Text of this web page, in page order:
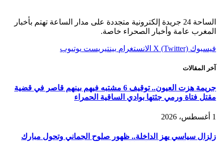
الساحة 24 جريدة إلكترونية متجددة على مدار الساعة تهتم بأخبار
المغرب عامة وأخبار الصحراء خاصة.
فيسبوك X (Twitter) الانستغرام بينتيريست يوتيوب
آخر المقالات
جريمة هزت العيون.. توقيف 6 مشتبه فيهم بينهم قاصر في قضية
مقتل فتاة ورمي جثتها بوادي الساقية الحمراء
1 أغسطس، 2026
زلزال سياسي يهز الداخلة.. ظهور صلوح الجماني وتحول مبارك